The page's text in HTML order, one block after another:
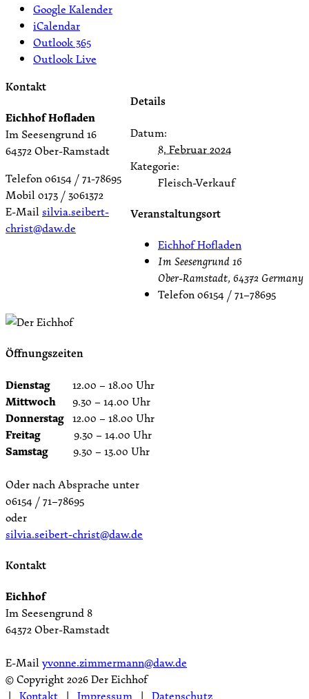
Google Kalender
iCalendar
Outlook 365
Outlook Live
Details
Datum:
8. Februar 2024
Kategorie:
Fleisch-Verkauf
Veranstaltungsort
Eichhof Hofladen
Im Seesengrund 16
Ober-Ramstadt, 64372 Germany
Telefon06154 / 71–78695
Kontakt
Eichhof Hofladen
Im Seesengrund 16
64372 Ober-Ramstadt
Telefon 06154 / 71-78695
Mobil 0173 / 3061372
E-Mailsilvia.seibert-
christ@daw.de
Öffnungszeiten
Dienstag 12.00 – 18.00 Uhr
Mittwoch 9.30 – 14.00 Uhr
Donnerstag 12.00 – 18.00 Uhr
Freitag 9.30 – 14.00 Uhr
Samstag 9.30 – 13.00 Uhr
Oder nach Absprache unter
06154 / 71–78695
oder
silvia.seibert-christ@daw.de
Kontakt
Eichhof
Im Seesengrund 8
64372 Ober-Ramstadt
E-Mailyvonne.zimmermann@daw.de
© Copyright2026 Der Eichhof